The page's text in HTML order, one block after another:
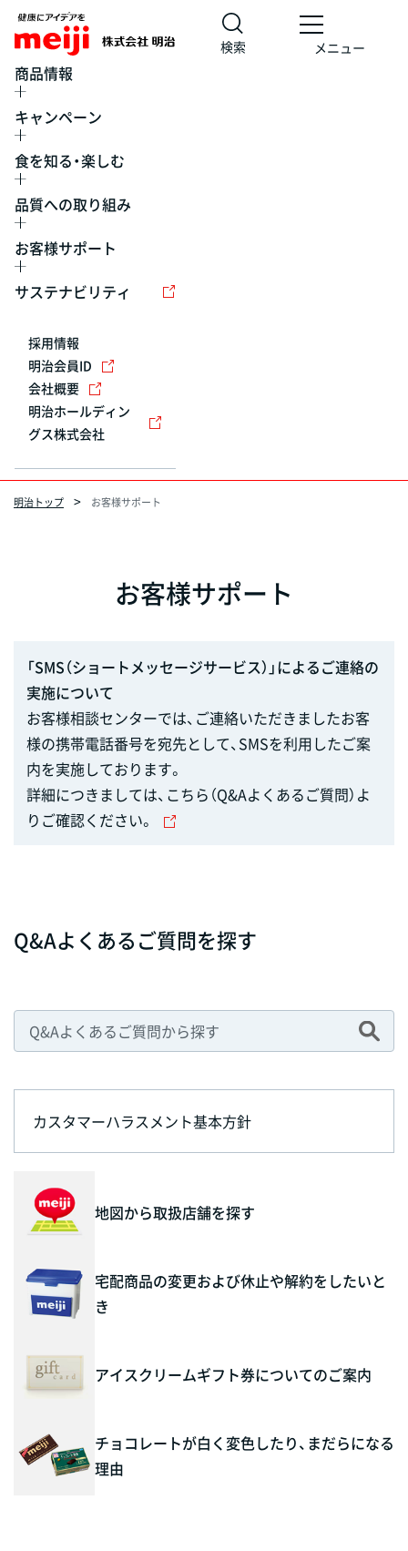
検索 メニュー
商品情報
キャンペーン
食を知る・楽しむ
品質への取り組み
お客様サポート
サステナビリティ
採用情報
明治会員ID
会社概要
明治ホールディン
グス株式会社
明治トップ お客様サポート
お客様サポート
「SMS（ショートメッセージサービス）」によるご連絡の
実施について
お客様相談センターでは、ご連絡いただきましたお客
様の携帯電話番号を宛先として、SMSを利用したご案
内を実施しております。
詳細につきましては、 こちら（Q&Aよくあるご質問）よ
りご確認ください。
Q&Aよくあるご質問を探す
カスタマーハラスメント基本方針
地図から取扱店舗を探す
宅配商品の変更および休止や解約をしたいと
き
アイスクリームギフト券についてのご案内
チョコレートが白く変色したり、まだらになる
理由